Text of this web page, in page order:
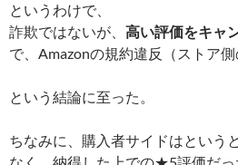
というわけで、
詐欺ではないが、 高い評価をキャ
で、Amazonの規約違反（ストア側
という結論に至った。
ちなみに、購入者サイドはという